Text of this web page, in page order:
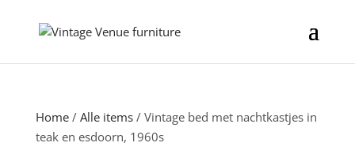
Home/ Alle items/ Vintage bed met nachtkastjes in
teak en esdoorn, 1960s